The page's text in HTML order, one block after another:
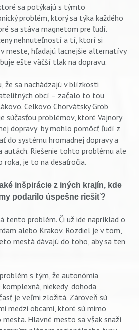
sa potýkajú s týmto
problém, ktorý sa týka každého
sa stáva magnetom pre ľudí.
nehnuteľností a tí, ktorí si
meste, hľadajú lacnejšie alternatívy
ešte väčší tlak na dopravu.
že sa nachádzajú v blízkosti
obcí – začalo to tou
Celkovo Chorvátsky Grob
súčasťou problémov, ktoré Vajnory
dopravy by mohlo pomôcť ľudí z
do systému hromadnej dopravy a
Riešenie tohto problému ale
roka, je to na desaťročia.
inšpirácie z iných krajín, kde
podarilo úspešne riešiť?
tento problém. Či už ide napríklad o
alebo Krakov. Rozdiel je v tom,
mestá dávajú do toho, aby sa ten
s tým, že autonómia
niekedy dohoda
je veľmi zložitá. Zároveň sú
medzi obcami, ktoré sú mimo
Hlavné mesto sa však snaží